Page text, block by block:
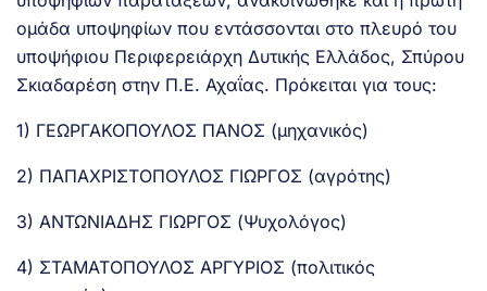
ομάδα υποψηφίων που εντάσσονται στο πλευρό του
υποψήφιου Περιφερειάρχη Δυτικής Ελλάδος, Σπύρου
Σκιαδαρέση στην Π.Ε. Αχαΐας. Πρόκειται για τους:
1) ΓΕΩΡΓΑΚΟΠΟΥΛΟΣ ΠΑΝΟΣ (μηχανικός)
2) ΠΑΠΑΧΡΙΣΤΟΠΟΥΛΟΣ ΓΙΩΡΓΟΣ (αγρότης)
3) ΑΝΤΩΝΙΑΔΗΣ ΓΙΩΡΓΟΣ (Ψυχολόγος)
4) ΣΤΑΜΑΤΟΠΟΥΛΟΣ ΑΡΓΥΡΙΟΣ (πολιτικός